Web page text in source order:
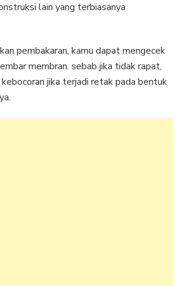
lain yang terbiasanya
pembakaran, kamu dapat mengecek
membran. sebab jika tidak rapat,
jika terjadi retak pada bentuk